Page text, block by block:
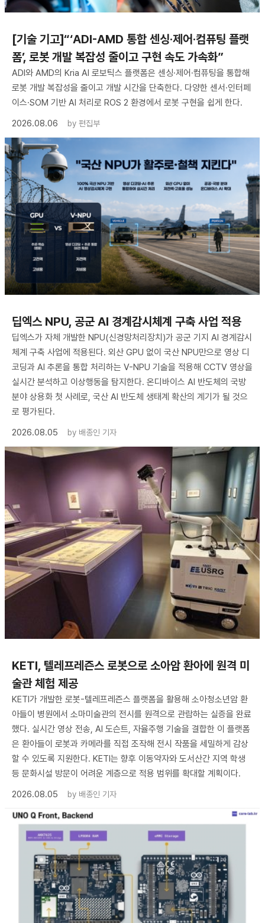
[기술 기고]“‘ADI-AMD 통합 센싱·제어·컴퓨팅 플랫
폼’, 로봇 개발 복잡성 줄이고 구현 속도 가속화”
ADI와 AMD의 Kria AI 로보틱스 플랫폼은 센싱·제어·컴퓨팅을 통합해
로봇 개발 복잡성을 줄이고 개발 시간을 단축한다. 다양한 센서·인터페
이스·SOM 기반 AI 처리로 ROS 2 환경에서 로봇 구현을 쉽게 한다.
2026.08.06
by 편집부
딥엑스 NPU, 공군 AI 경계감시체계 구축 사업 적용
딥엑스가 자체 개발한 NPU(신경망처리장치)가 공군 기지 AI 경계감시
체계 구축 사업에 적용된다. 외산 GPU 없이 국산 NPU만으로 영상 디
코딩과 AI 추론을 통합 처리하는 V-NPU 기술을 적용해 CCTV 영상을
실시간 분석하고 이상행동을 탐지한다. 온디바이스 AI 반도체의 국방
분야 상용화 첫 사례로, 국산 AI 반도체 생태계 확산의 계기가 될 것으
로 평가된다.
2026.08.05
by 배종인 기자
KETI, 텔레프레즌스 로봇으로 소아암 환아에 원격 미
술관 체험 제공
KETI가 개발한 로봇-텔레프레즌스 플랫폼을 활용해 소아청소년암 환
아들이 병원에서 소마미술관의 전시를 원격으로 관람하는 실증을 완료
했다. 실시간 영상 전송, AI 도슨트, 자율주행 기술을 결합한 이 플랫폼
은 환아들이 로봇과 카메라를 직접 조작해 전시 작품을 세밀하게 감상
할 수 있도록 지원한다. KETI는 향후 이동약자와 도서산간 지역 학생
등 문화시설 방문이 어려운 계층으로 적용 범위를 확대할 계획이다.
2026.08.05
by 배종인 기자